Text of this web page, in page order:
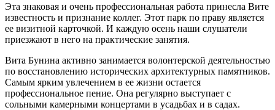
Эта знаковая и очень профессиональная работа принесла Вите
известность и признание коллег. Этот парк по праву является
ее визитной карточкой. И каждую осень наши слушатели
приезжают в него на практические занятия.
Вита Бунина активно занимается волонтерской деятельностью
по восстановлению исторических архитектурных памятников.
Самым ярким увлечением в ее жизни остается
профессиональное пение. Она регулярно выступает с
сольными камерными концертами в усадьбах и в садах.